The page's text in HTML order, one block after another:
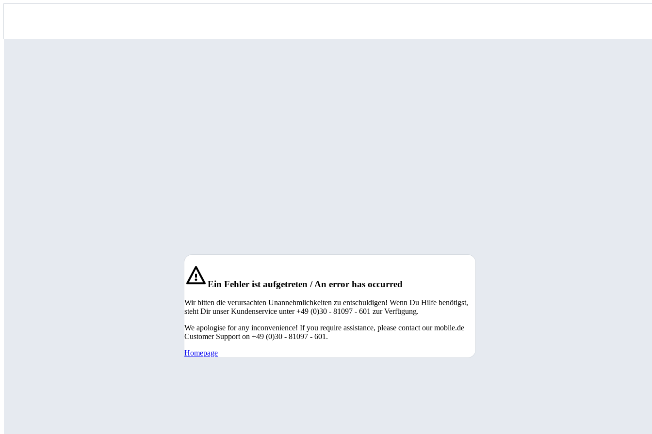
Ein Fehler ist aufgetreten / An error has occurred
Wir bitten die verursachten Unannehmlichkeiten zu entschuldigen! Wenn Du Hilfe benötigst,
steht Dir unser Kundenservice unter +49 (0)30 - 81097 - 601 zur Verfügung.
We apologise for any inconvenience! If you require assistance, please contact our mobile.de
Customer Support on +49 (0)30 - 81097 - 601.
Homepage